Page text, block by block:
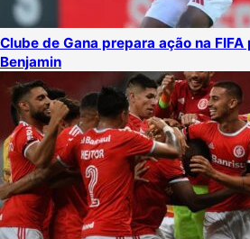
Clube de Gana prepara ação na
Benjamin